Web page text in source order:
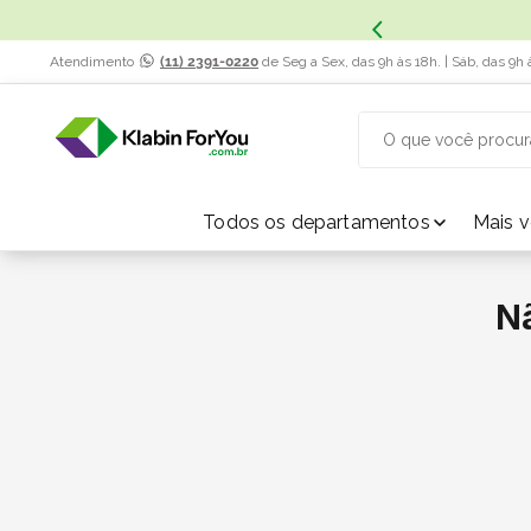
Atendimento (11) 2391-0220 de Seg a Sex, das 9h às 18h. | Sáb, das 9h
Todos os departamentos Mais
TERMOS MAIS BUSCADOS